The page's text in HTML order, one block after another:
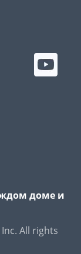
доме и
All rights